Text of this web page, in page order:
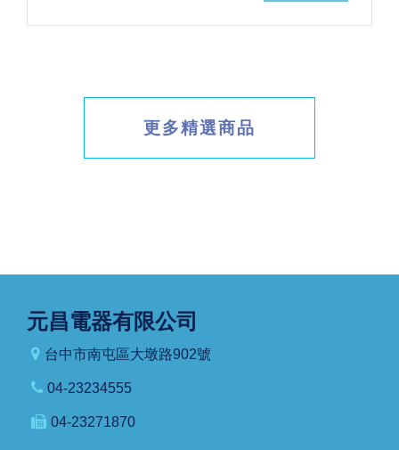
更多精選商品
元昌電器有限公司
台中市南屯區大墩路902號
04-23234555
04-23271870